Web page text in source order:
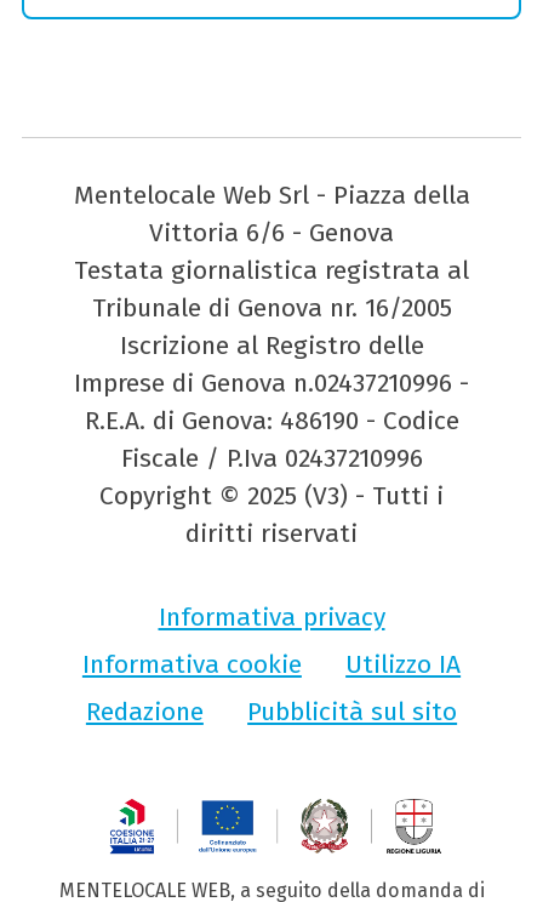
Mentelocale Web Srl - Piazza della
Vittoria 6/6 - Genova
Testata giornalistica registrata al
Tribunale di Genova nr. 16/2005
Iscrizione al Registro delle
Imprese di Genova n.02437210996 -
R.E.A. di Genova: 486190 - Codice
Fiscale / P.Iva 02437210996
Copyright © 2025 (V3) - Tutti i
diritti riservati
Informativa privacy
Informativa cookie
Utilizzo IA
Redazione
Pubblicità sul sito
MENTELOCALE WEB, a seguito della domanda di